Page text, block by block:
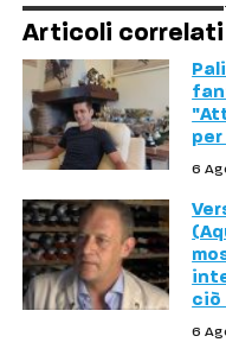
Articoli correlati
6
ciò
6